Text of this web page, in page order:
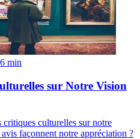
6 min
sur Notre Vision
culturelles sur notre
façonnent notre appréciation ?